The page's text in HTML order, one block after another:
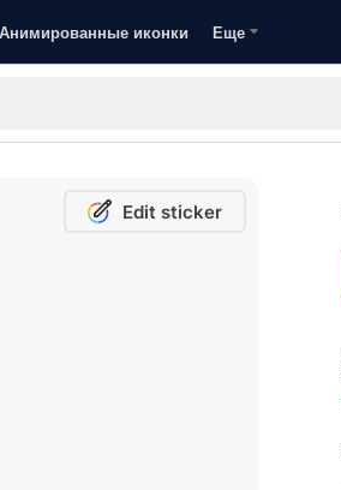
Анимированные иконки Еще
Edit sticker